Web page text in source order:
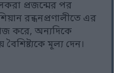
প্রজন্মের পর
রন্ধনপ্রণালীতে এর
করে, অন্যদিকে
মূল্য দেন।